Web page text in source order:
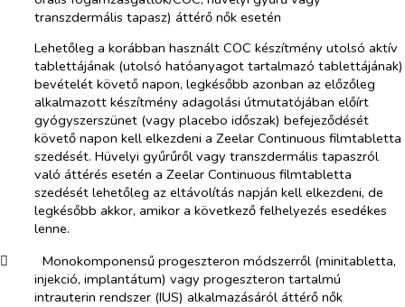
transzdermális tapasz) áttérő nők esetén
Lehetőleg a korábban használt COC készítmény utolsó aktív
tablettájának (utolsó hatóanyagot tartalmazó tablettájának)
bevételét követő napon, legkésőbb azonban az előzőleg
alkalmazott készítmény adagolási útmutatójában előírt
gyógyszerszünet (vagy placebo időszak) befejeződését
követő napon kell elkezdeni a Zeelar Continuous filmtabletta
szedését. Hüvelyi gyűrűről vagy transzdermális tapaszról
való áttérés esetén a Zeelar Continuous filmtabletta
szedését lehetőleg az eltávolítás napján kell elkezdeni, de
legkésőbb akkor, amikor a következő felhelyezés esedékes
lenne.
​
Monokomponensű progeszteron módszerről (minitabletta,
injekció, implantátum) vagy progeszteron tartalmú
intrauterin rendszer (IUS) alkalmazásáról áttérő nők